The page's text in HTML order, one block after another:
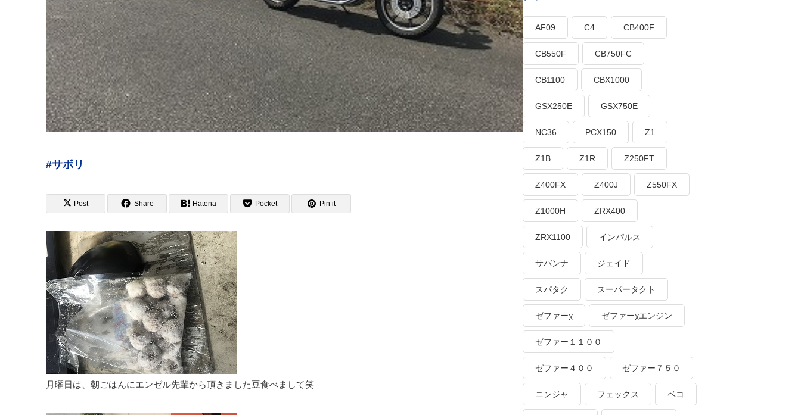
#サボリ
Post Share Hatena Pocket Pin it
月曜日は、朝ごはんにエンゼル先輩から頂きました豆食べまして笑
AF09 C4 CB400F
CB550F CB750FC
CB1100 CBX1000
GSX250E GSX750E
NC36 PCX150 Z1
Z1B Z1R Z250FT
Z400FX Z400J Z550FX
Z1000H ZRX400
ZRX1100 インパルス
サバンナ ジェイド
スパタク スーパータクト
ゼファーχ ゼファーχエンジン
ゼファー１１００
ゼファー４００ ゼファー７５０
ニンジャ フェックス ベコ